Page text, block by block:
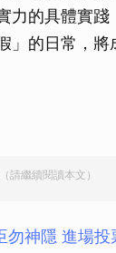
力的具體實踐
」的日常，
請繼續閱讀本文）
勿神隱 進場投